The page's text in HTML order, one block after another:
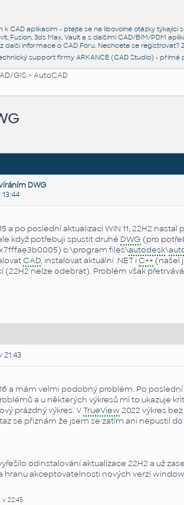
k CAD aplikacím - ptejte se na libovolné otázky
Fusion, 3ds Max, Vault a s dalšími CAD/BIM/PDM
další informace o CAD Fóru. Nechcete se registrovat?
support firmy ARKANCE (CAD Studio) - přímá
GIS>AutoCAD
DWG
a po poslední aktualizaci WIN 11, 22H2
když potřebuji spustit druhé DWG (pro
c:\program files\autodesk\
CAD, instalovat aktuální .NET i C++ (našel
(22H2 nelze odebrat). Problém však
21:43
a mám velmi podobný problém. Po
a u některých výkresů mi to ukazuje
prázdný výkres. VTrueView 2022 výkres
se přiznám že jsem se zatím ani nepustil
odinstalování aktualizace 22H2 a už
hranu akceptovatelnosti nových verzí
v 22:45